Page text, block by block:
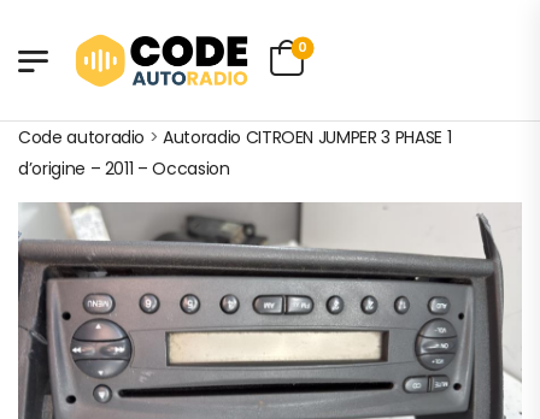
0
Code autoradio >Autoradio CITROEN JUMPER 3 PHASE 1
d’origine – 2011 – Occasion